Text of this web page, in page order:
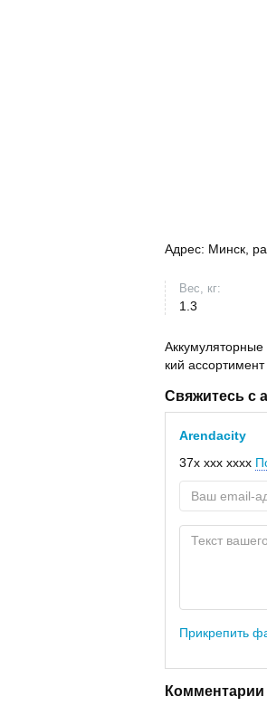
Адрес: Минск,
Вес, кг:
1.3
кий
Свяжитесь с
Arendacity
37x xxx xxxx
Прикрепить
Комментарии